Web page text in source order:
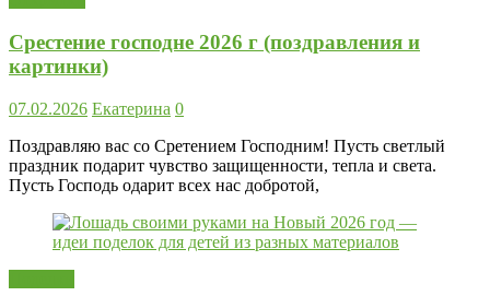
Срестение господне 2026 г (поздравления и
картинки)
07.02.2026 Екатерина 0
Поздравляю вас со Сретением Господним! Пусть светлый
праздник подарит чувство защищенности, тепла и света.
Пусть Господь одарит всех нас добротой,